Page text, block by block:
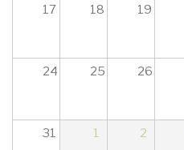
17 18 19
24 25 26
31 1 2